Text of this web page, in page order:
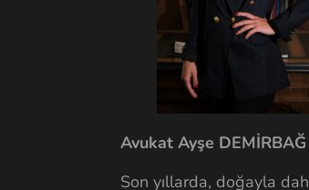
Avukat Ayşe
Son yıllarda, doğayla